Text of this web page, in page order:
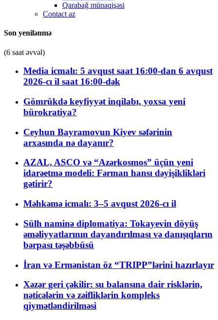
Qarabağ münaqişəsi
Contact az
Son yenilənmə
(6 saat əvvəl)
Media icmalı: 5 avqust saat 16:00-dan 6 avqust
2026-cı il saat 16:00-dək
Gömrükdə keyfiyyət inqilabı, yoxsa yeni
bürokratiya?
Ceyhun Bayramovun Kiyev səfərinin
arxasında nə dayanır?
AZAL, ASCO və “Azərkosmos” üçün yeni
idarəetmə modeli: Fərman hansı dəyişiklikləri
gətirir?
Məhkəmə icmalı: 3–5 avqust 2026-cı il
Sülh naminə diplomatiya: Tokayevin döyüş
əməliyyatlarının dayandırılması və danışıqların
bərpası təşəbbüsü
İran və Ermənistan öz “TRIPP”lərini hazırlayır
Xəzər geri çəkilir: su balansına dair risklərin,
nəticələrin və zəifliklərin kompleks
qiymətləndirilməsi